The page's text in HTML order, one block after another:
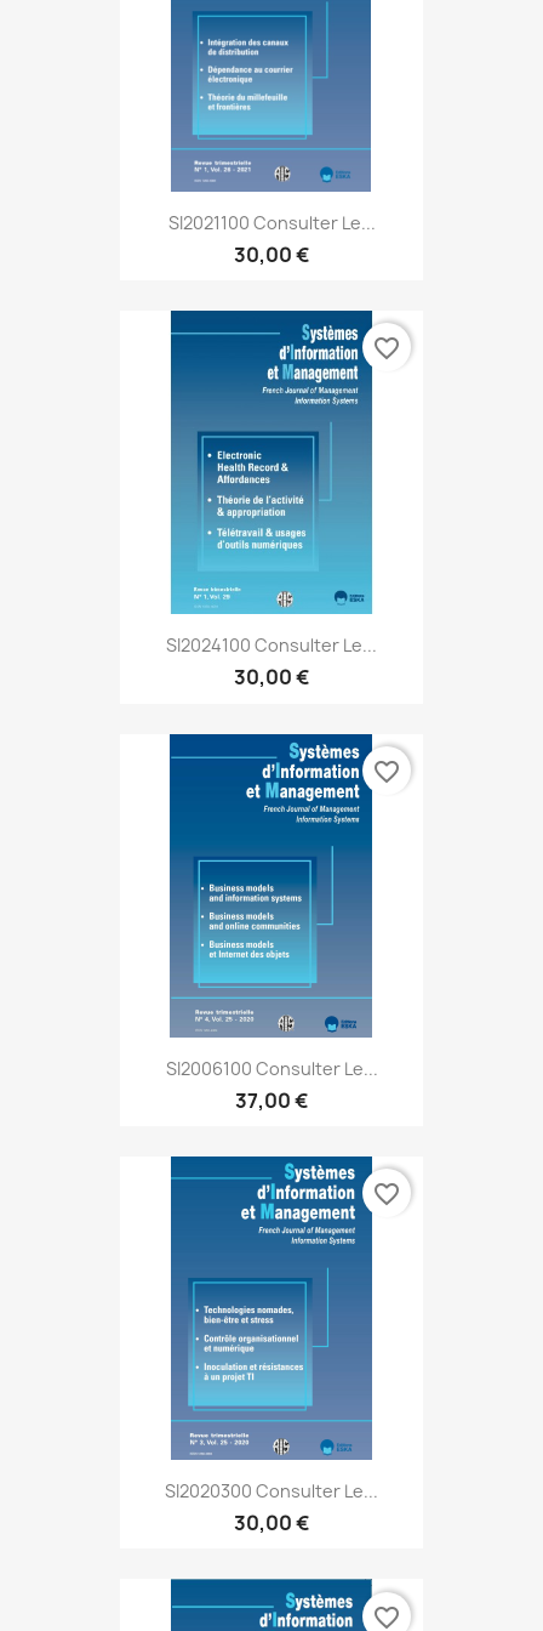
SI2021100 Consulter Le...
30,00 €
SI2024100 Consulter Le...
30,00 €
favorite_border
SI2006100 Consulter Le...
37,00 €
favorite_border
SI2020300 Consulter Le...
30,00 €
favorite_border
favorite_border